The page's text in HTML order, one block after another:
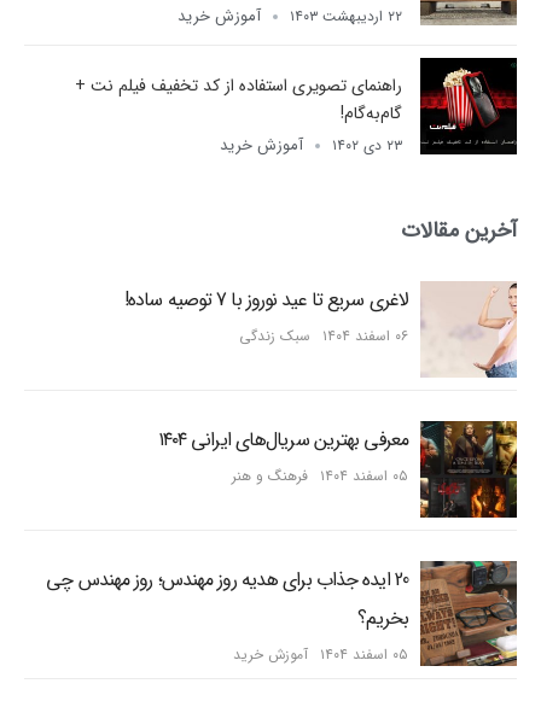
۲۲ اردیبهشت ۱۴۰۳ آموزش خرید
راهنمای تصویری استفاده از کد تخفیف فیلم نت +
گام‌به‌گام!
۲۳ دی ۱۴۰۲ آموزش خرید
آخرین مقالات
لاغری سریع تا عید نوروز با 7 توصیه ساده!
۰۶ اسفند ۱۴۰۴ سبک زندگی
معرفی بهترین سریال‌های ایرانی ۱۴۰۴
۰۵ اسفند ۱۴۰۴ فرهنگ و هنر
20 ایده جذاب برای هدیه روز مهندس؛ روز مهندس چی
بخریم؟
۰۵ اسفند ۱۴۰۴ آموزش خرید